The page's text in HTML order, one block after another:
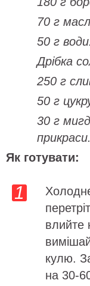
70 г
50 г води.
Дрібка
250 г
50 г
30 г
прикраси.
Як готувати:
влийте
кулю.
на 30-